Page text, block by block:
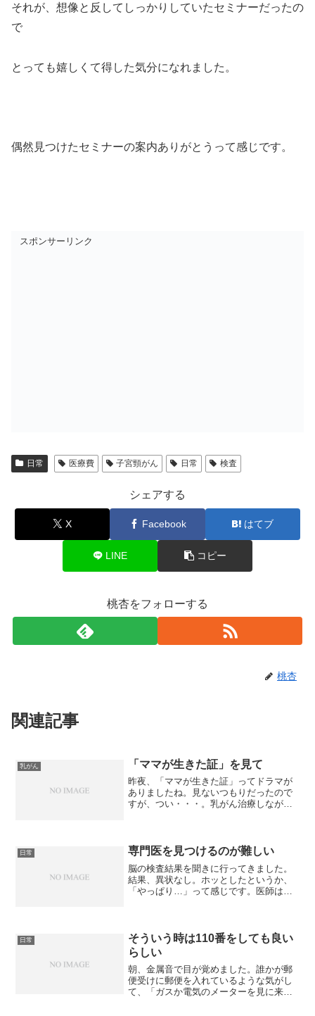
それが、想像と反してしっかりしていたセミナーだったの
で
とっても嬉しくて得した気分になれました。
偶然見つけたセミナーの案内ありがとうって感じです。
スポンサーリンク
日常 医療費 子宮頸がん 日常 検査
シェアする
X Facebook はてブ
LINE コピー
桃杏をフォローする
桃杏
関連記事
乳がん 「ママが生きた証」を見て
昨夜、「ママが生きた証」ってドラマが
ありましたね。見ないつもりだったので
すが、つい・・・。乳がん治療しながら
気を与えてくれたのでしょ...
日常 専門医を見つけるのが難しい
脳の検査結果を聞きに行ってきました。
結果、異状なし。ホッとしたというか、
「やっぱり…」って感じです。医師は脳
く頭痛があるのは事実で、...
日常
そういう時は110番をしても良い
らしい
朝、金属音で目が覚めました。誰かが郵
便受けに郵便を入れているような気がし
て、「ガスか電気のメーターを見に来て